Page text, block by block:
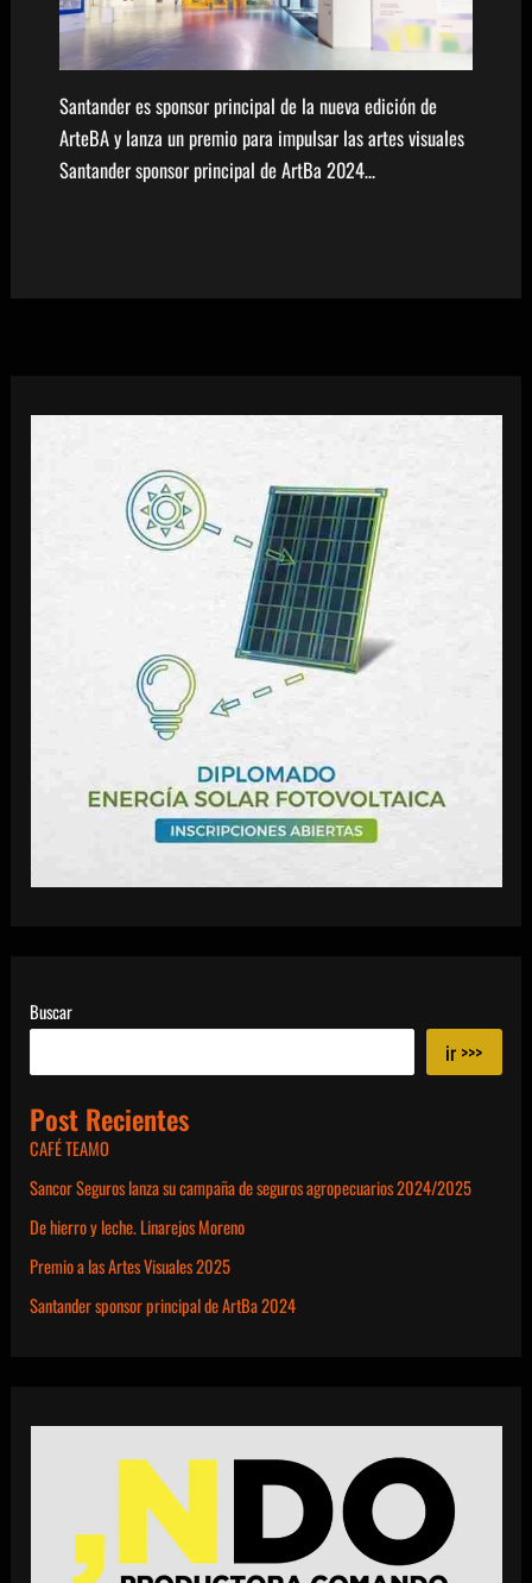
Santander es sponsor principal de la nueva edición de
ArteBA y lanza un premio para impulsar las artes visuales
Santander sponsor principal de ArtBa 2024…
Buscar
ir >>>
Post Recientes
CAFÉ TEAMO
Sancor Seguros lanza su campaña de seguros agropecuarios 2024/2025
De hierro y leche. Linarejos Moreno
Premio a las Artes Visuales 2025
Santander sponsor principal de ArtBa 2024